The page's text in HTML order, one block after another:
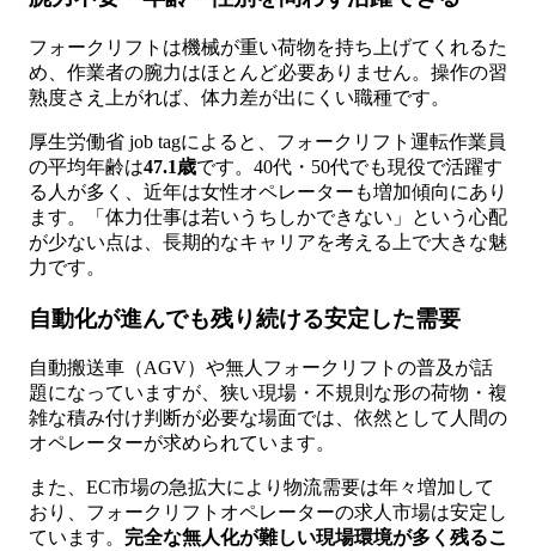
フォークリフトは機械が重い荷物を持ち上げてくれるた
め、作業者の腕力はほとんど必要ありません。操作の習
熟度さえ上がれば、体力差が出にくい職種です。
厚生労働省 job tagによると、フォークリフト運転作業員
の平均年齢は47.1歳です。40代・50代でも現役で活躍す
る人が多く、近年は女性オペレーターも増加傾向にあり
ます。「体力仕事は若いうちしかできない」という心配
が少ない点は、長期的なキャリアを考える上で大きな魅
力です。
自動化が進んでも残り続ける安定した需要
自動搬送車（AGV）や無人フォークリフトの普及が話
題になっていますが、狭い現場・不規則な形の荷物・複
雑な積み付け判断が必要な場面では、依然として人間の
オペレーターが求められています。
また、EC市場の急拡大により物流需要は年々増加して
おり、フォークリフトオペレーターの求人市場は安定し
ています。 完全な無人化が難しい現場環境が多く残るこ